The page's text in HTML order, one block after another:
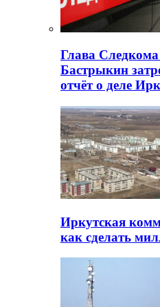
Глава
Бастрыкин
отчёт о деле
Иркутская
как сделать